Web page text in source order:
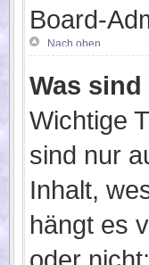
Board-
Nach oben
Was
Wichtige
sind nur
Inhalt,
hängt es